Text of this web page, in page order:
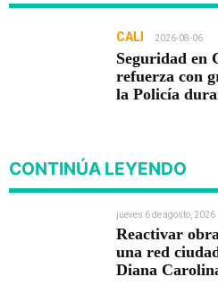
CALI 2026-08-06
Seguridad en
refuerza con
la Policía
CONTINÚA LEYENDO
jueves 6 de agosto, 2026
Reactivar
una red
Diana